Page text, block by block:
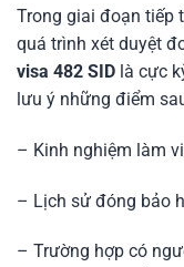
Trong giai đoạn tiếp
quá trình xét duyệt
visa 482 SID là cực
lưu ý những điểm
– Kinh nghiệm làm
– Lịch sử đóng bảo
– Trường hợp có